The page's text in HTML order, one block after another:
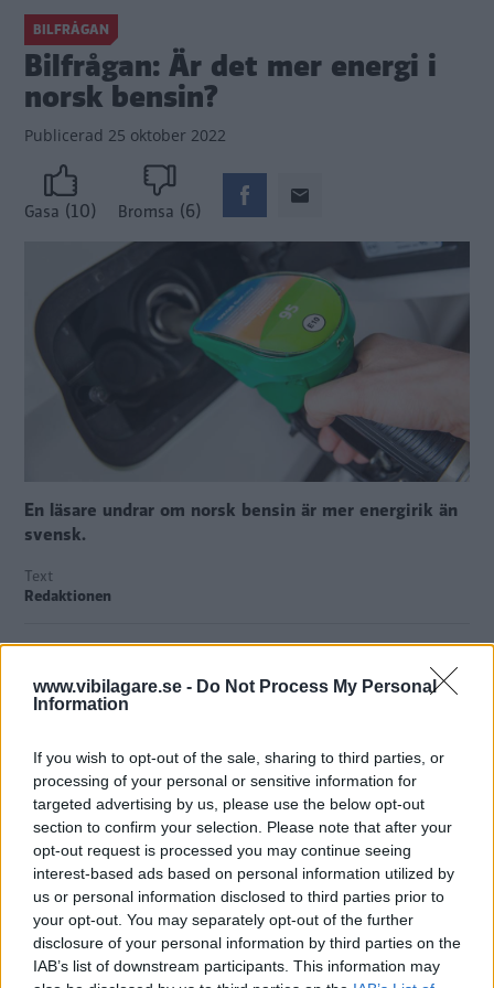
www.vibilagare.se - Do Not Process My Personal
Information
If you wish to opt-out of the sale, sharing to third parties, or
processing of your personal or sensitive information for
targeted advertising by us, please use the below opt-out
section to confirm your selection. Please note that after your
opt-out request is processed you may continue seeing
interest-based ads based on personal information utilized by
us or personal information disclosed to third parties prior to
your opt-out. You may separately opt-out of the further
disclosure of your personal information by third parties on the
IAB’s list of downstream participants. This information may
BILFRÅGAN
Bilfrågan: Är det mer energi i
norsk bensin?
Publicerad 25 oktober 2022
Gasa (10) Bromsa (6)
En läsare undrar om norsk bensin är mer energirik än
svensk.
Text
Redaktionen
Fotograf
På vardagar svarar Vi Bilägare på läsarfrågor om bilar och
trafik. Vill du att vi ska svara på din fråga? Mejla
tillbilfragan@vibilagare.se.
Fråga:Jag undrar om norsk bensin är mer energirik än
svensk? Under sommaren åkte vi ungefär 200 mil i Norge
och upptäckte att vår Subaru Outback drog nästan 1,5
deciliter mindre per mil än hemma i Sverige.